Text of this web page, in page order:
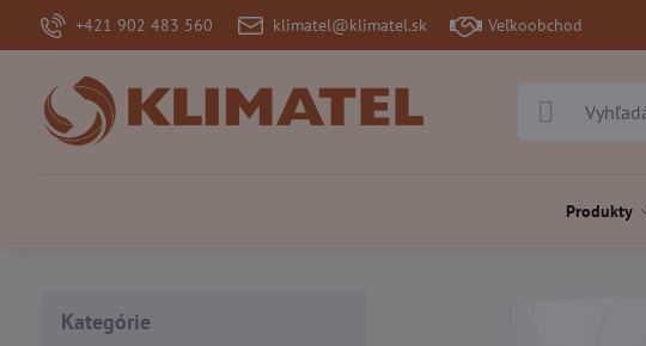
+421 902 483 560 klimatel@klimatel.sk Veľkoobchod
Produkty
Kategórie